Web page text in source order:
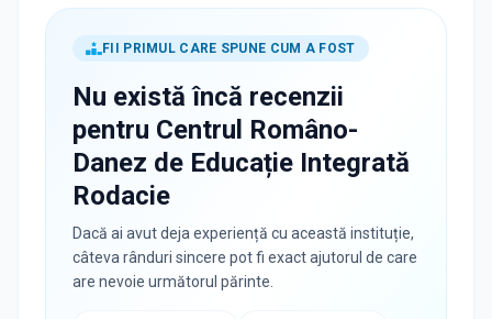
FII PRIMUL CARE SPUNE CUM A FOST
Nu există încă recenzii
pentru Centrul Româno-
Danez de Educație Integrată
Rodacie
Dacă ai avut deja experiență cu această instituție,
câteva rânduri sincere pot fi exact ajutorul de care
are nevoie următorul părinte.